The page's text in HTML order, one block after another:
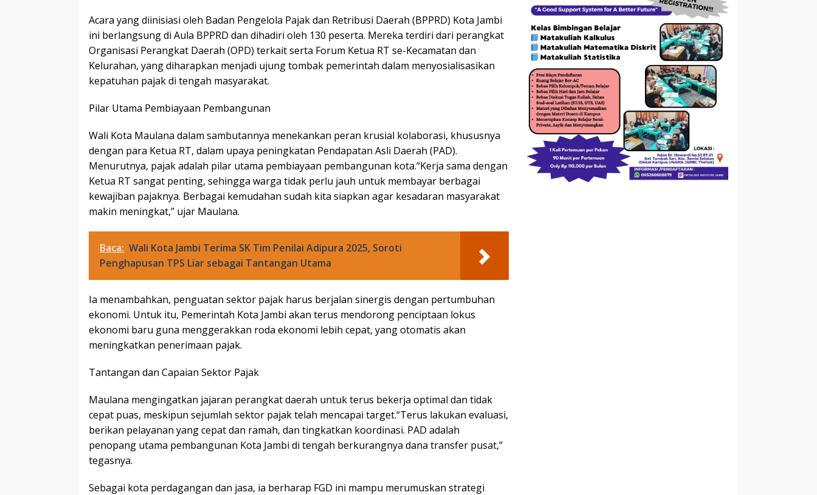
Acara yang diinisiasi oleh Badan Pengelola Pajak dan Retribusi Daerah (BPPRD) Kota Jambi
ini berlangsung di Aula BPPRD dan dihadiri oleh 130 peserta. Mereka terdiri dari perangkat
Organisasi Perangkat Daerah (OPD) terkait serta Forum Ketua RT se-Kecamatan dan
Kelurahan, yang diharapkan menjadi ujung tombak pemerintah dalam menyosialisasikan
kepatuhan pajak di tengah masyarakat.
Pilar Utama Pembiayaan Pembangunan
Wali Kota Maulana dalam sambutannya menekankan peran krusial kolaborasi, khususnya
dengan para Ketua RT, dalam upaya peningkatan Pendapatan Asli Daerah (PAD).
Menurutnya, pajak adalah pilar utama pembiayaan pembangunan kota.“Kerja sama dengan
Ketua RT sangat penting, sehingga warga tidak perlu jauh untuk membayar berbagai
kewajiban pajaknya. Berbagai kemudahan sudah kita siapkan agar kesadaran masyarakat
makin meningkat,” ujar Maulana.
Baca: Wali Kota Jambi Terima SK Tim Penilai Adipura 2025, Soroti
Penghapusan TPS Liar sebagai Tantangan Utama
Ia menambahkan, penguatan sektor pajak harus berjalan sinergis dengan pertumbuhan
ekonomi. Untuk itu, Pemerintah Kota Jambi akan terus mendorong penciptaan lokus
ekonomi baru guna menggerakkan roda ekonomi lebih cepat, yang otomatis akan
meningkatkan penerimaan pajak.
Tantangan dan Capaian Sektor Pajak
Maulana mengingatkan jajaran perangkat daerah untuk terus bekerja optimal dan tidak
cepat puas, meskipun sejumlah sektor pajak telah mencapai target.“Terus lakukan evaluasi,
berikan pelayanan yang cepat dan ramah, dan tingkatkan koordinasi. PAD adalah
penopang utama pembangunan Kota Jambi di tengah berkurangnya dana transfer pusat,”
tegasnya.
Sebagai kota perdagangan dan jasa, ia berharap FGD ini mampu merumuskan strategi